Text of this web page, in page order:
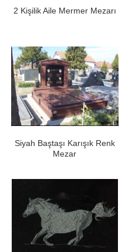
2 Kişilik Aile Mermer Mezarı
Siyah Baştaşı Karışık Renk
Mezar